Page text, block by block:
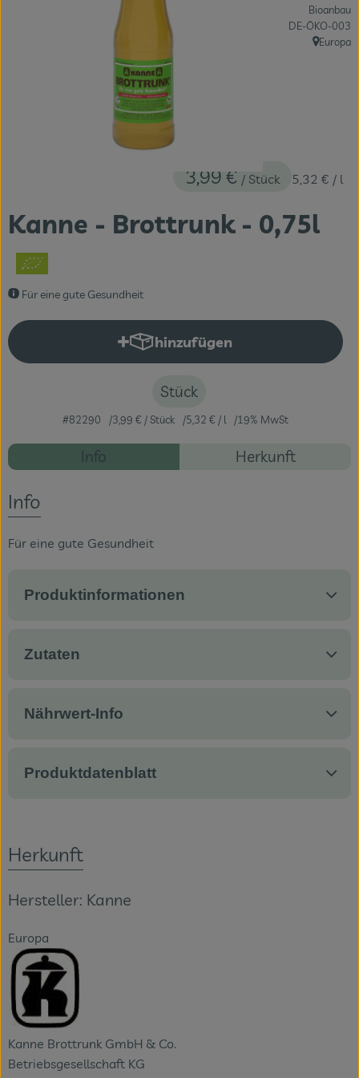
Vorratskammer
Das Konzept
Service
Kanne - Brottrunk - 0,75l
Für eine gute Gesundheit
3,99 € / Stück 5,32 € / l
Bioanbau
, Kontrollstelle:
DE-ÖKO-003
, Herkunft:
Europa
hinzufügen
Produkt zum Warenkorb
Stück
#82290 3,99 € / Stück 5,32 € / l 19% MwSt
Rezepte
Info Herkunft
Info
Für eine gute Gesundheit
Produktinformationen
Zutaten
Nährwert-Info
Produktdatenblatt
Herkunft
Hersteller: Kanne
Europa
Kanne Brottrunk GmbH & Co.
Betriebsgesellschaft KG